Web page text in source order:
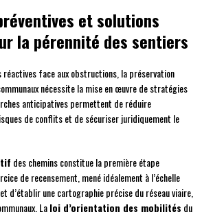
et solutions
la pérennité des sentiers
réactives face aux obstructions, la préservation
nécessite la mise en œuvre de stratégies
anticipatives permettent de réduire
de conflits et de sécuriser juridiquement le
des chemins constitue la première étape
de recensement, mené idéalement à l’échelle
d’établir une cartographie précise du réseau viaire,
Laloi d’orientation des mobilités du